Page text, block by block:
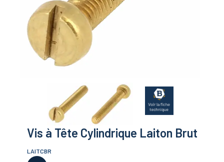
Vis à Tête Cylindrique Laiton Brut
LAITCBR